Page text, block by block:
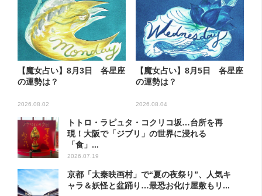
【魔女占い】8月3日 各星座
の運勢は？
2026.08.02
【魔女占い】8月5日 各星座
の運勢は？
2026.08.04
トトロ・ラピュタ・コクリコ坂…台所を再
現！大阪で「ジブリ」の世界に浸れる
「食」...
2026.07.19
京都「太秦映画村」で“夏の夜祭り”、人気キ
ャラ＆妖怪と盆踊り…最恐お化け屋敷もリ...